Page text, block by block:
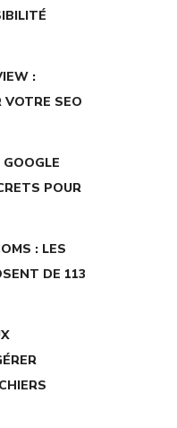
:
VOTRE SEO
POUR
: LES
DE 113